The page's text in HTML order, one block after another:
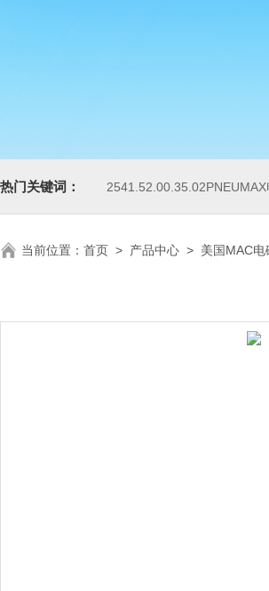
热门关键词：
当前位置： 首页 > 产品中心 > 美国MAC电